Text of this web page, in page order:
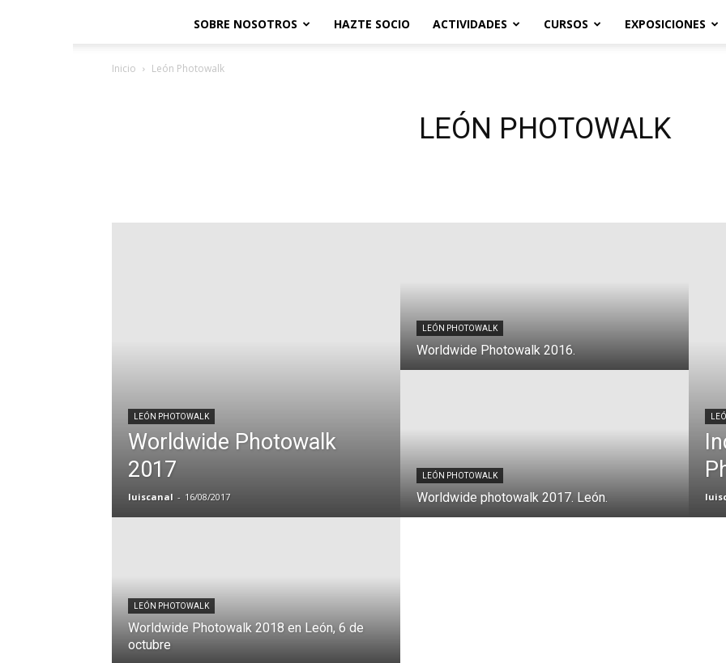
SOBRE NOSOTROS HAZTE SOCIO ACTIVIDADES CURSOS EXPOSICIONES
Inicio León Photowalk
LEÓN PHOTOWALK
LEÓN PHOTOWALK
Worldwide Photowalk
2017
luiscanal - 16/08/2017
LEÓN PHOTOWALK
Worldwide Photowalk 2018 en León, 6 de
octubre
LEÓN PHOTOWALK
Worldwide Photowalk 2016.
LEÓN PHOTOWALK
Worldwide photowalk 2017. León.